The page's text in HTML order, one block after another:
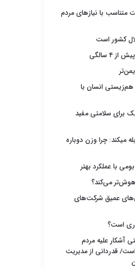
با نیازهای مردم
کشور است
۴ سالگی
هم‌زیستی انسان با
برای سلامتی مفید
میکند: چرا وزن دوباره
با عملکرد بهتر
می‌کند؟
عمیق شرکت‌های
است؟
آشکار علیه مردم
قدردانی از مدیریت